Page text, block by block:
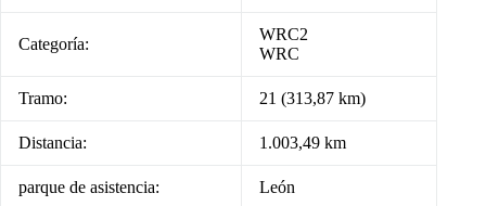
Categoría:
WRC2
WRC
Tramo: 21 (313,87 km)
Distancia: 1.003,49 km
parque de asistencia: León